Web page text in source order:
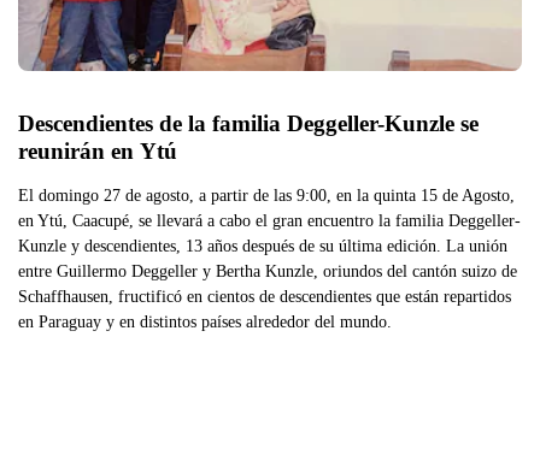
Descendientes de la familia Deggeller-Kunzle se
reunirán en Ytú
El domingo 27 de agosto, a partir de las 9:00, en la quinta 15 de Agosto,
en Ytú, Caacupé, se llevará a cabo el gran encuentro la familia Deggeller-
Kunzle y descendientes, 13 años después de su última edición. La unión
entre Guillermo Deggeller y Bertha Kunzle, oriundos del cantón suizo de
Schaffhausen, fructificó en cientos de descendientes que están repartidos
en Paraguay y en distintos países alrededor del mundo.